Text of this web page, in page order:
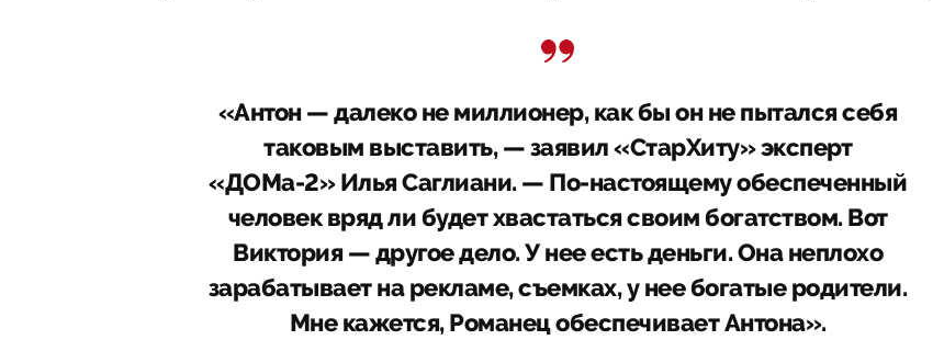
«Антон — далеко не миллионер, как бы он не пытался себя
таковым выставить, — заявил «СтарХиту» эксперт
«ДОМа-2» Илья Саглиани. — По-настоящему обеспеченный
человек вряд ли будет хвастаться своим богатством. Вот
Виктория — другое дело. У нее есть деньги. Она неплохо
зарабатывает на рекламе, съемках, у нее богатые родители.
Мне кажется, Романец обеспечивает Антона».